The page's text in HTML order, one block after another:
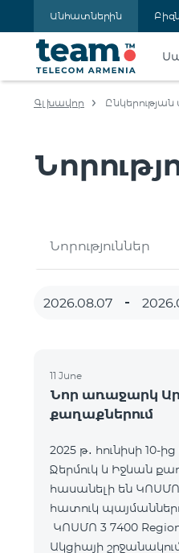
Անհատներին
Գլխավոր
Նորություններ
11 June
Նոր առաջարկ
քաղաքներում
2025 թ․ հունիսի 10-
Ջերմուկ և Իջևան
հասանելի են
հատուկ պայմաններով․ ԿՈՍՄՈ 2 6900
ԿՈՍՄՈ 3 7400
Ակցիայի